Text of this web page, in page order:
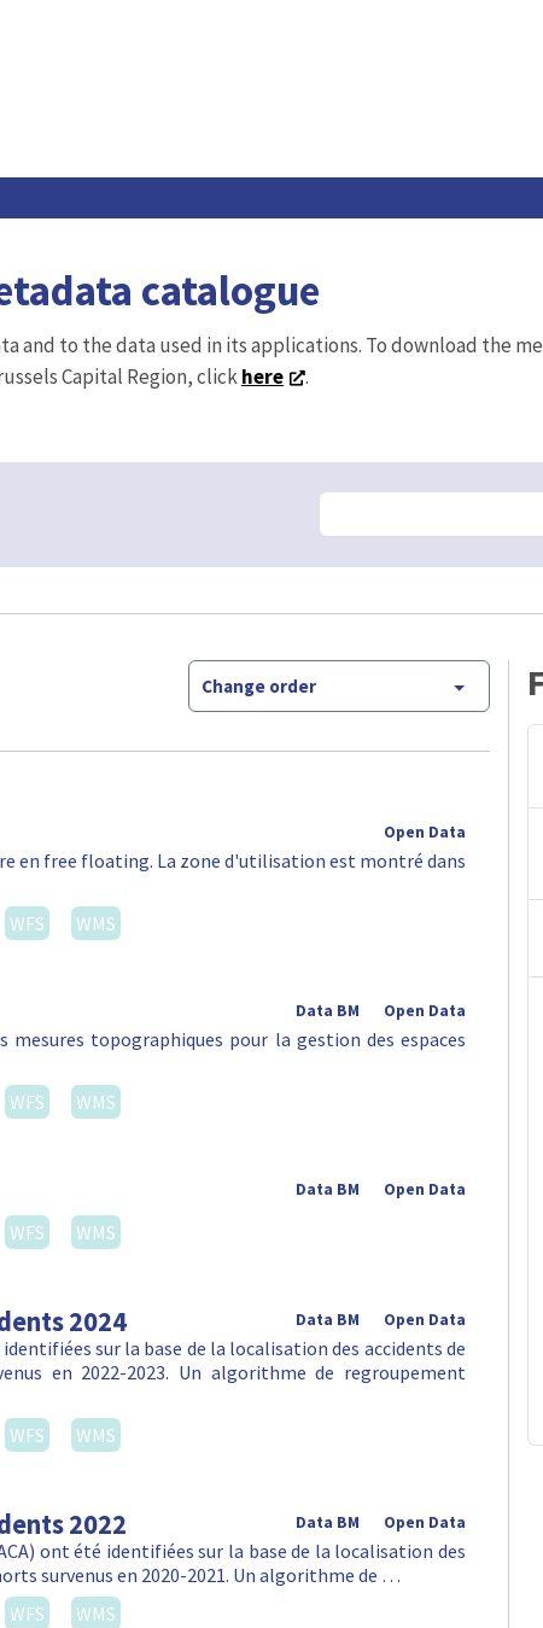
catalogue
and to the data used in its applications. To download the
Capital Region, clickhere .
Change order
Open Data
en free floating. La zone d'utilisation est montré dans
WFS WMS
Open Data
Data BM
mesures topographiques pour la gestion des espaces
WFS WMS
Open Data
Data BM
WFS WMS
2024 Open Data
Data BM
sur la base de la localisation des accidents de
en 2022-2023. Un algorithme de regroupement
WFS WMS
2022 Open Data
Data BM
ont été identifiées sur la base de la localisation des
survenus en 2020-2021. Un algorithme de …
WFS WMS